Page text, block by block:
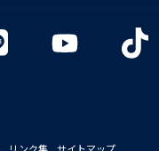
リンク集 サイトマップ